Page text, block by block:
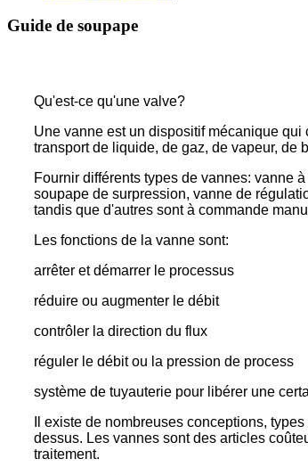
Guide de soupape
Qu'est-ce qu'une valve?
Une vanne est un dispositif mécanique
transport de liquide, de gaz, de vapeur, de
Fournir différents types de vannes: vanne
soupape de surpression, vanne de
tandis que d'autres sont à commande
Les fonctions de la vanne sont:
arrêter et démarrer le processus
réduire ou augmenter le débit
contrôler la direction du flux
réguler le débit ou la pression de process
système de tuyauterie pour libérer une
Il existe de nombreuses conceptions,
dessus. Les vannes sont des articles
traitement.